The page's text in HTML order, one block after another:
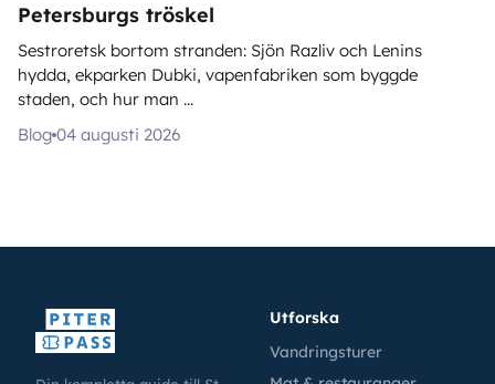
Petersburgs tröskel
Sestroretsk bortom stranden: Sjön Razliv och Lenins
hydda, ekparken Dubki, vapenfabriken som byggde
staden, och hur man ...
Blog 04 augusti 2026
Utforska
Vandringsturer